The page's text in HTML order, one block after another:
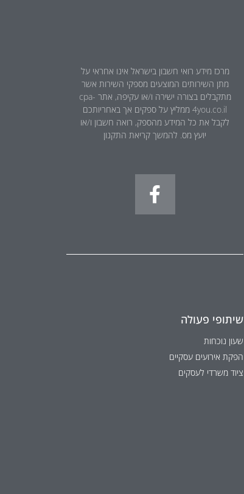
מרכז מידע רואי חשבון בישראל אינו אחראי על
מתן השירותים המוצעים מספקי השירות אשר
מתקבלים בצורה ישירה ו/או עקיפה, אתר cpa-
4you.co.il ממליץ על ספקים אך באחריותכם
לקבל את כל המידע מהספק, רואה חשבון ו/או
יועץ מס. להמשך קריאת התקנון
שיתופי פעולה
שעון נוכחות
הפקת אירועים עסקיים
ציוד משרדי לעסקים